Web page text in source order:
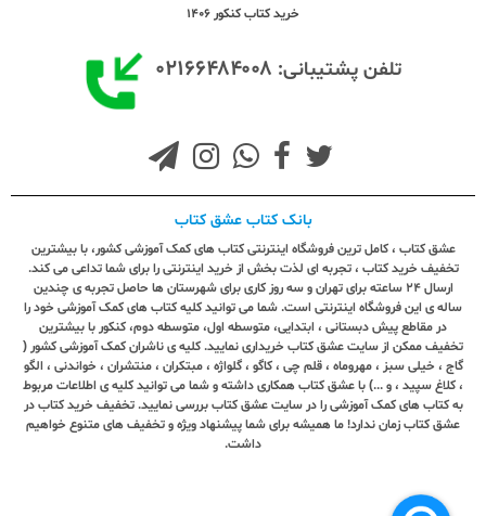
خرید کتاب کنکور 1406
تلفن پشتیبانی: ۰۲۱۶۶۴۸۴۰۰۸
بانک کتاب عشق کتاب
عشق کتاب ، کامل ترین فروشگاه اینترنتی کتاب های کمک آموزشی کشور، با بیشترین
تخفیف خرید کتاب ، تجربه ای لذت بخش از خرید اینترنتی را برای شما تداعی می کند.
ارسال ٢٤ ساعته برای تهران و سه روز کاری برای شهرستان ها حاصل تجربه ی چندین
ساله ی این فروشگاه اینترنتی است. شما می توانید کلیه کتاب های کمک آموزشی خود را
در مقاطع پیش دبستانی ، ابتدایی، متوسطه اول، متوسطه دوم، کنکور با بیشترین
تخفیف ممکن از سایت عشق کتاب خریداری نمایید. کلیه ی ناشران کمک آموزشی کشور (
گاج ، خیلی سبز ، مهروماه ، قلم چی ، کاگو ، گلواژه ، مبتکران ، منتشران ، خواندنی ، الگو
، کلاغ سپید ، و ...) با عشق کتاب همکاری داشته و شما می توانید کلیه ی اطلاعات مربوط
به کتاب های کمک آموزشی را در سایت عشق کتاب بررسی نمایید. تخفیف خرید کتاب در
عشق کتاب زمان ندارد! ما همیشه برای شما پیشنهاد ویژه و تخفیف های متنوع خواهیم
داشت.